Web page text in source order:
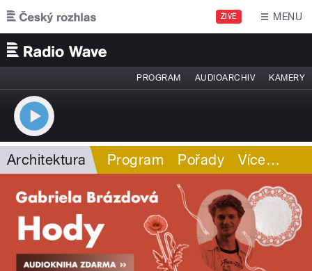
Přejít k hlavnímu obsahu
ŽIVĚ MENU
PROGRAM AUDIOARCHIV KAMERY
Architektura Program Pořady Více…